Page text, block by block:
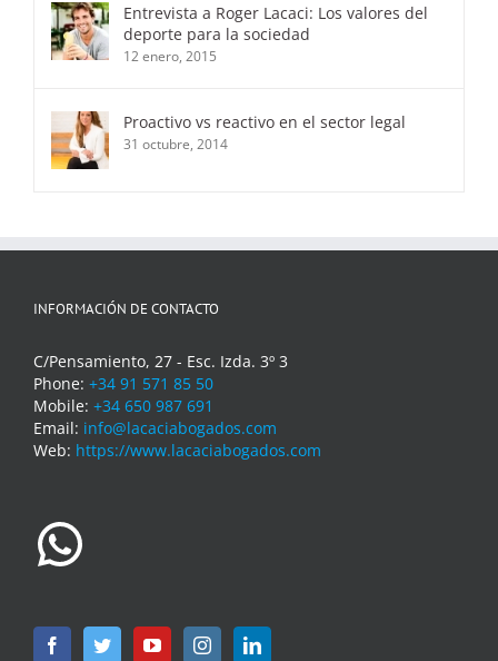
Entrevista a Roger Lacaci: Los valores del
deporte para la sociedad
12 enero, 2015
Proactivo vs reactivo en el sector legal
31 octubre, 2014
INFORMACIÓN DE CONTACTO
C/Pensamiento, 27 - Esc. Izda. 3º 3
Phone: +34 91 571 85 50
Mobile: +34 650 987 691
Email: info@lacaciabogados.com
Web: https://www.lacaciabogados.com